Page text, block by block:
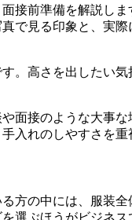
接前準備を解説し
で見る印象と、実
。高さを出したい
面接のような大事
れのしやすさを
方の中には、服装
選ぶほうがビジネ